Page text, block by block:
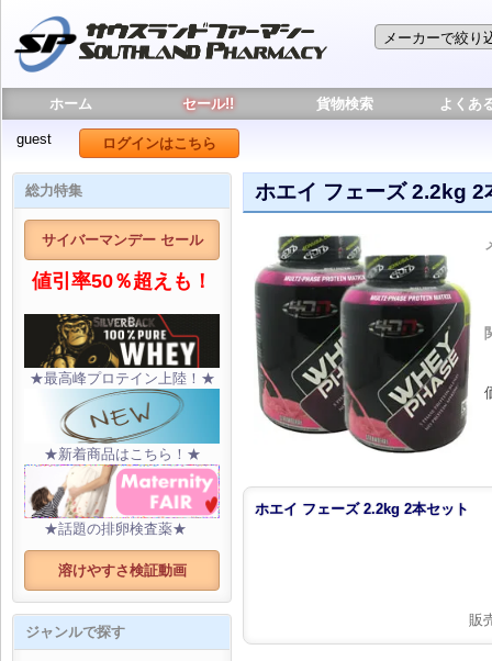
ホーム セール!! 貨物検索 よくあ
guest ログインはこちら
総力特集
サイバーマンデー セール
値引率50％超えも！
★最高峰プロテイン上陸！★
★新着商品はこちら！★
★話題の排卵検査薬★
溶けやすさ検証動画
ジャンルで探す
ホエイ フェーズ 2.2kg 2
ホエイ フェーズ 2.2kg 2本セット
販